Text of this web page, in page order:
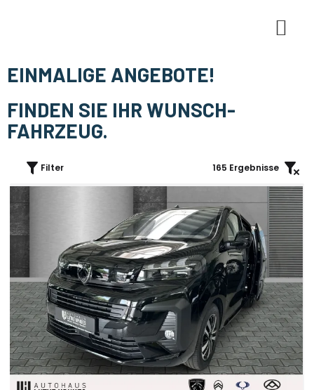
EINMALIGE ANGEBOTE!
FINDEN SIE IHR WUNSCH-
FAHRZEUG.
Filter 165 Ergebnisse